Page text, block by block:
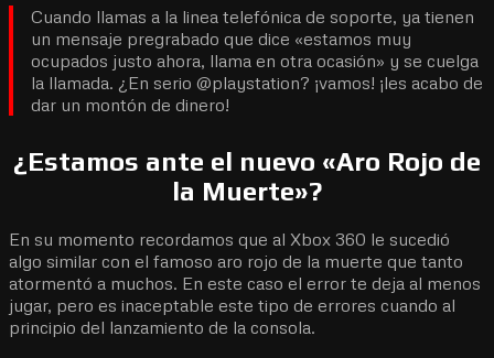
Cuando llamas a la linea telefónica de soporte, ya tienen
un mensaje pregrabado que dice «estamos muy
ocupados justo ahora, llama en otra ocasión» y se cuelga
la llamada. ¿En serio @playstation? ¡vamos! ¡les acabo de
dar un montón de dinero!
¿Estamos ante el nuevo «Aro Rojo de
la Muerte»?
En su momento recordamos que al Xbox 360 le sucedió
algo similar con el famoso aro rojo de la muerte que tanto
atormentó a muchos. En este caso el error te deja al menos
jugar, pero es inaceptable este tipo de errores cuando al
principio del lanzamiento de la consola.